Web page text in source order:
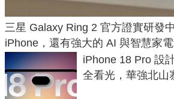
三星 Galaxy Ring 2 官方證實研發
iPhone，還有強大的 AI 與智慧家
iPhone 18 Pro 設
全看光，華強北山